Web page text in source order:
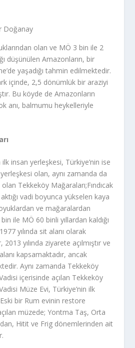
Doğanay
olan ve MÖ 3 bin ile 2
düşünülen Amazonların, bir
yaşadığı tahmin edilmektedir.
içinde, 2,5 dönümlük bir araziyi
Bu köyde de Amazonların
anı, balmumu heykelleriyle
insan yerleşkesi, Türkiye’nin ise
olan, aynı zamanda da
Tekkeköy Mağaraları;Fındıcak
aktığı vadi boyunca yükselen kaya
ve mağaralardan
ile MÖ 60 binli yıllardan kaldığı
yılında sit alanı olarak
yılında ziyarete açılmıştır ve
kapsamaktadır, ancak
Aynı zamanda Tekkeköy
içerisinde açılan Tekkeköy
Müze Evi, Türkiye’nin ilk
bir Rum evinin restore
müzede; Yontma Taş, Orta
Hitit ve Frig dönemlerinden ait